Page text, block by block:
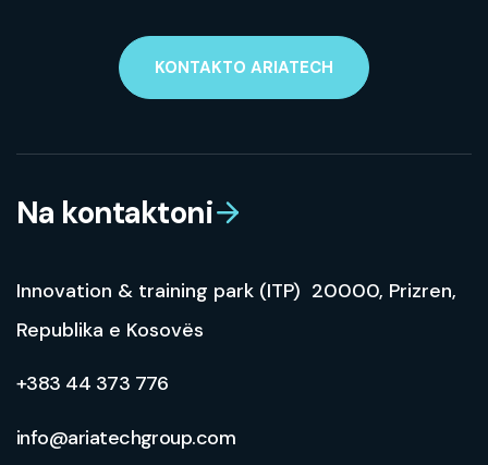
KONTAKTO ARIATECH
Na kontaktoni
Innovation & training park (ITP) 20000, Prizren,
Republika e Kosovës
+383 44 373 776
info@ariatechgroup.com